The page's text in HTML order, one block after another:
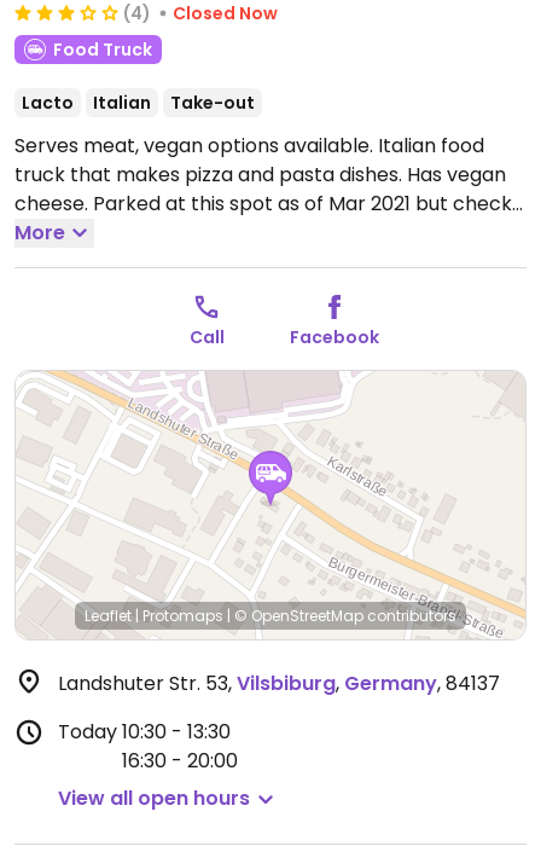
(4)
Closed Now
Food Truck
Lacto Italian Take-out
Serves meat, vegan options available. Italian food
truck that makes pizza and pasta dishes. Has vegan
cheese. Parked at this spot as of Mar 2021 but check
its FB page for updates & changes.
10:30-13:30, 16:30-20:00.
More
Call Facebook
Leaflet | Protomaps | © OpenStreetMap contributors
Landshuter Str. 53,Vilsbiburg, Germany,84137
Today10:30 - 13:30
16:30 - 20:00
View all open hours